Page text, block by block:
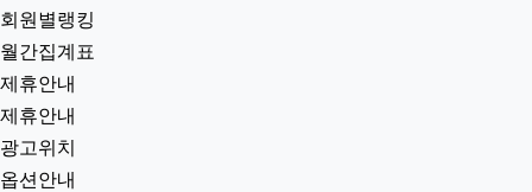
회원별랭킹
월간집계표
제휴안내
제휴안내
광고위치
옵션안내